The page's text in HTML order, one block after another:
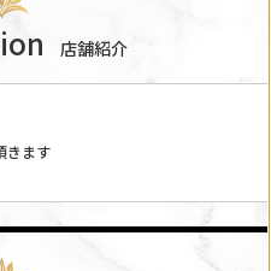
店舗紹介
きます